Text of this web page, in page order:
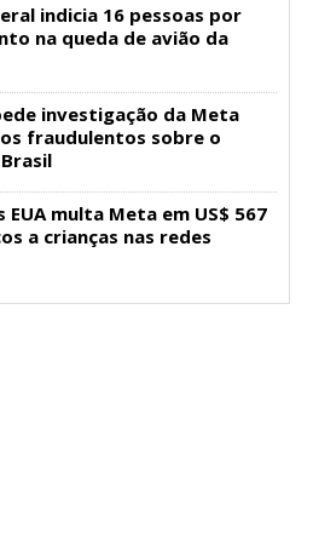
indicia 16 pessoas por
na queda de avião da
investigação da Meta
fraudulentos sobre o
EUA multa Meta em US$ 567
a crianças nas redes